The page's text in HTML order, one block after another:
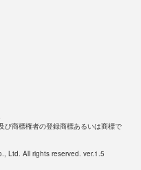
び商標権者の登録商標あるいは商標で
Ltd. All rights reserved. ver.1.5